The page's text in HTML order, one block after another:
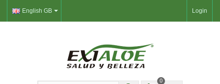
Login
English GB
0